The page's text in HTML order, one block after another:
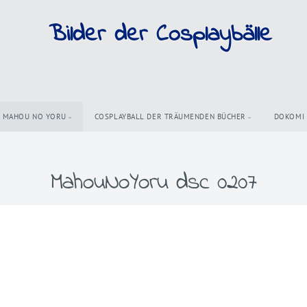
Bilder der Cosplaybälle
MAHOU NO YORU COSPLAYBALL DER TRÄUMENDEN BÜCHER DOKOMI
MahouNoYoru dsc 0207